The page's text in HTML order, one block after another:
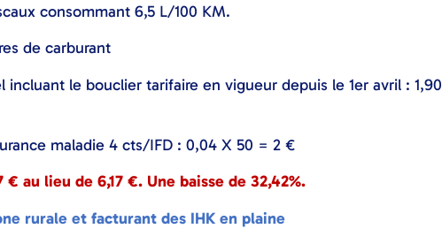
consommant 6,5 L/100 KM.
de carburant
le bouclier tarifaire en vigueur depuis le 1er avril : 1,90
maladie 4 cts/IFD : 0,04 X 50 = 2 €
au lieu de 6,17 €. Une baisse de 32,42%.
rurale et facturant des IHK en plaine